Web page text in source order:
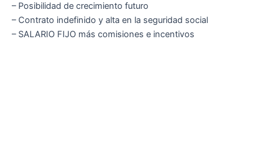
– Posibilidad de crecimiento futuro
– Contrato indefinido y alta en la seguridad social
– SALARIO FIJO más comisiones e incentivos